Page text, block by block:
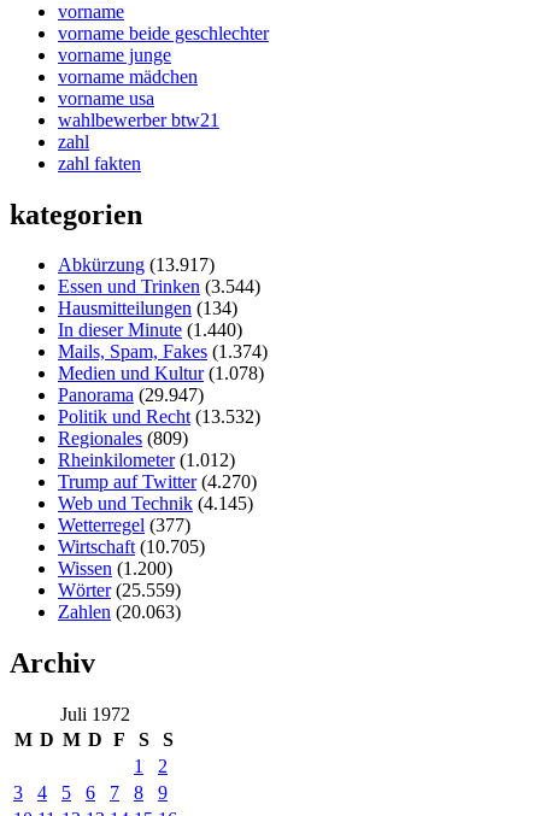
vorname
vorname beide geschlechter
vorname junge
vorname mädchen
vorname usa
wahlbewerber btw21
zahl
zahl fakten
kategorien
Abkürzung (13.917)
Essen und Trinken (3.544)
Hausmitteilungen (134)
In dieser Minute (1.440)
Mails, Spam, Fakes (1.374)
Medien und Kultur(1.078)
Panorama (29.947)
Politik und Recht(13.532)
Regionales (809)
Rheinkilometer(1.012)
Trump auf Twitter(4.270)
Web und Technik (4.145)
Wetterregel (377)
Wirtschaft(10.705)
Wissen (1.200)
Wörter(25.559)
Zahlen (20.063)
Archiv
Juli 1972
M D M D F S
S
1
2
3
4 5 6 7 8
9